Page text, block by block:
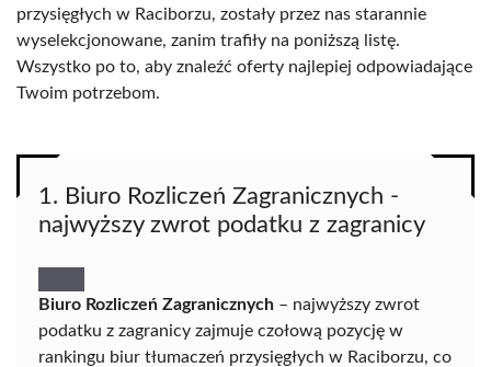
przysięgłych w Raciborzu, zostały przez nas starannie
wyselekcjonowane, zanim trafiły na poniższą listę.
Wszystko po to, aby znaleźć oferty najlepiej odpowiadające
Twoim potrzebom.
1. Biuro Rozliczeń Zagranicznych -
najwyższy zwrot podatku z zagranicy
Biuro Rozliczeń Zagranicznych – najwyższy zwrot
podatku z zagranicy zajmuje czołową pozycję w
rankingu biur tłumaczeń przysięgłych w Raciborzu, co